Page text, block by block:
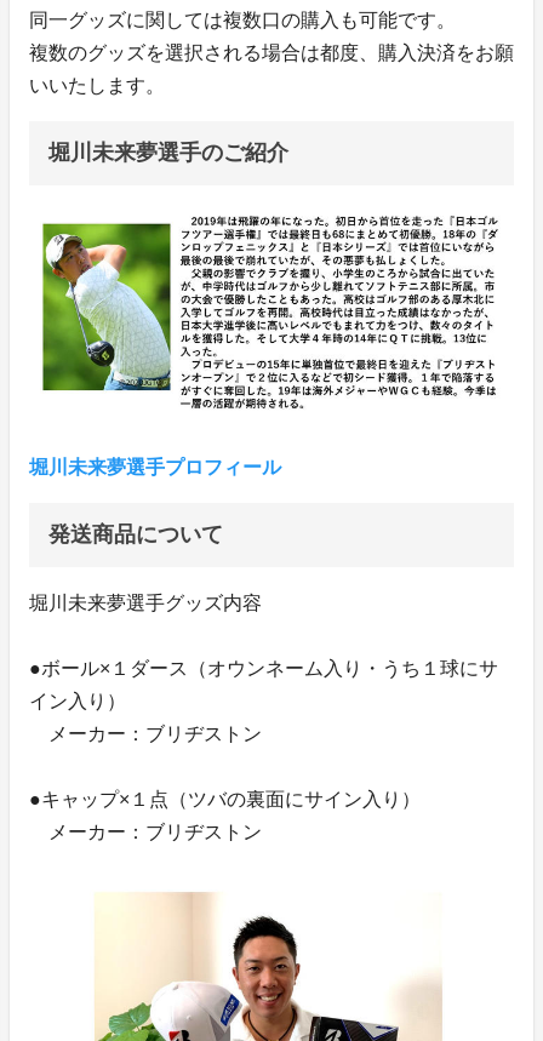
同一グッズに関しては複数口の購入も可能です。
複数のグッズを選択される場合は都度、購入決済をお願
いいたします。
堀川未来夢選手のご紹介
堀川未来夢選手プロフィール
発送商品について
堀川未来夢選手グッズ内容
●ボール×１ダース（オウンネーム入り・うち１球にサ
イン入り）
メーカー：ブリヂストン
●キャップ×１点（ツバの裏面にサイン入り）
メーカー：ブリヂストン